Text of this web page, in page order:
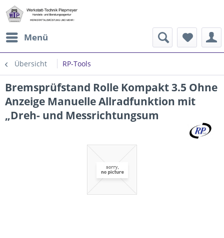
Menü
Übersicht RP-Tools
Bremsprüfstand Rolle Kompakt 3.5 Ohne
Anzeige Manuelle Allradfunktion mit
„Dreh- und Messrichtungsum